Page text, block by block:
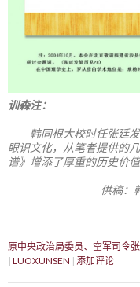
训森注：
韩同根大校时任张廷
眼识文化，从笔者提供的
谱》增添了厚重的历史价值
供稿：
原中央政治局委员、空军司令
LUOXUNSEN 添加评论